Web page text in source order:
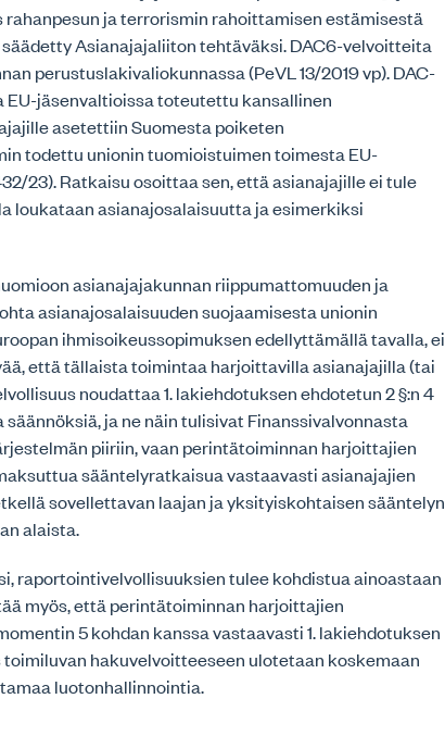
ja terrorismin rahoittamisen estämisestä
Asianajajaliiton tehtäväksi. DAC6-velvoitteita
perustuslakivaliokunnassa (PeVL 13/2019 vp). DAC-
jäsenvaltioissa toteutettu kansallinen
asetettiin Suomesta poiketen
todettu unionin tuomioistuimen toimesta EU-
23). Ratkaisu osoittaa sen, että asianajajille ei tule
loukataan asianajosalaisuutta ja esimerkiksi
asianajajakunnan riippumattomuuden ja
asianajosalaisuuden suojaamisesta unionin
ihmisoikeussopimuksen edellyttämällä tavalla, ei
että tällaista toimintaa harjoittavilla asianajajilla (tai
noudattaa 1. lakiehdotuksen ehdotetun 2 §:n 4
ja ne näin tulisivat Finanssivalvonnasta
piiriin, vaan perintätoiminnan harjoittajien
sääntelyratkaisua vastaavasti asianajajien
sovellettavan laajan ja yksityiskohtaisen sääntelyn
alaista.
raportointivelvollisuuksien tulee kohdistua ainoastaan
myös, että perintätoiminnan harjoittajien
5 kohdan kanssa vastaavasti 1. lakiehdotuksen
toimiluvan hakuvelvoitteeseen ulotetaan koskemaan
luotonhallinnointia.